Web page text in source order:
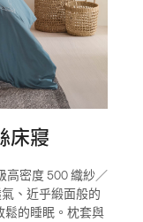
床寢
高密度 500 織紗／
、近乎緞面般的
鬆的睡眠。枕套與